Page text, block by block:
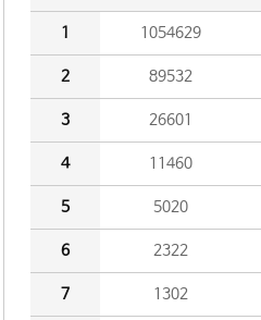
1 1054629
2 89532
3 26601
4 11460
5 5020
6 2322
7 1302